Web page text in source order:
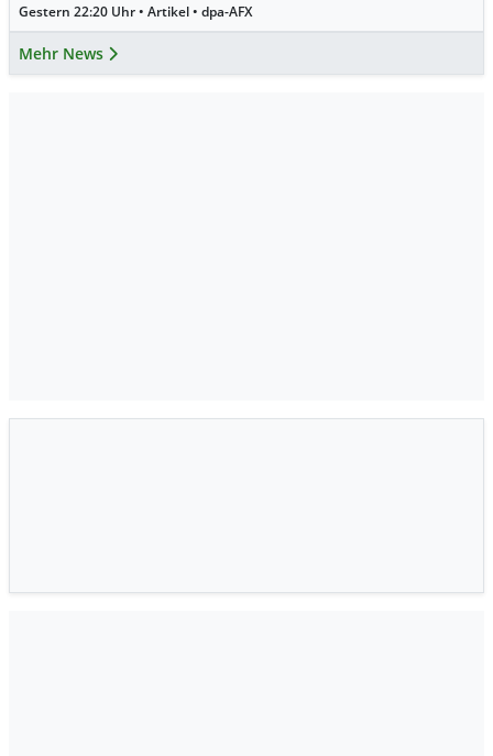
Gestern 22:20 Uhr • Artikel • dpa-AFX
Mehr News